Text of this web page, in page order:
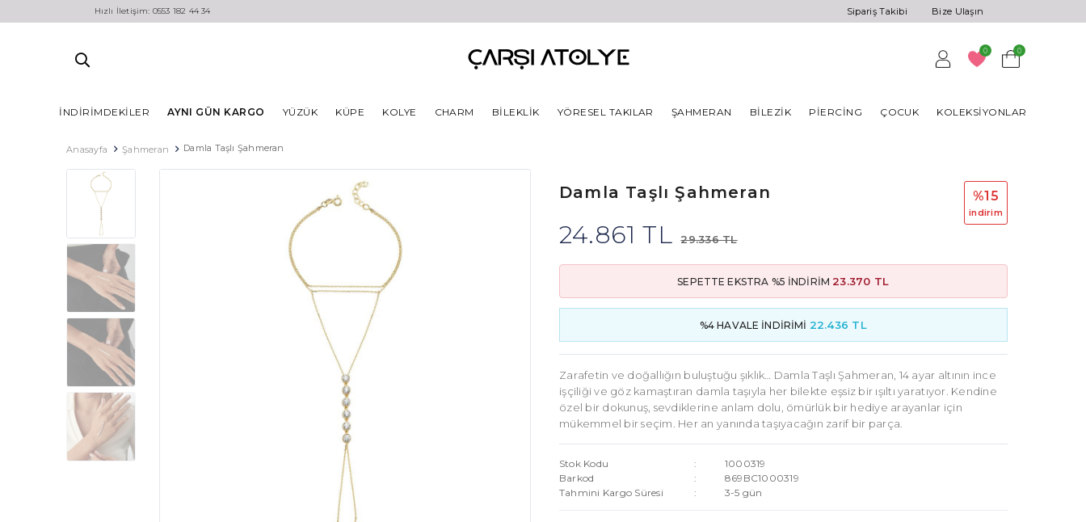
Hızlı İletişim: 0553 182 44 34 Sipariş Takibi Bize Ulaşın
0 0
İNDIRIMDEKILER AYNI GÜN KARGO YÜZÜK KÜPE KOLYE CHARM BILEKLIK YÖRESEL TAKILAR ŞAHMERAN BILEZIK PIERCING ÇOCUK KOLEKSIYONLAR
Anasayfa Şahmeran Damla Taşlı Şahmeran
Damla Taşlı Şahmeran
24.861 TL 29.336 TL
%15
i̇ndi̇ri̇m
SEPETTE EKSTRA %5 İNDİRİM 23.370 TL
%4 HAVALE İNDİRİMİ 22.436 TL
Zarafetin ve doğallığın buluştuğu şıklık… Damla Taşlı Şahmeran, 14 ayar altının ince
işçiliği ve göz kamaştıran damla taşıyla her bilekte eşsiz bir ışıltı yaratıyor. Kendine
özel bir dokunuş, sevdiklerine anlam dolu, ömürlük bir hediye arayanlar için
mükemmel bir seçim. Her an yanında taşıyacağın zarif bir parça.
Stok Kodu
1000319
Barkod
869BC1000319
Tahmini Kargo Süresi
3-5 gün